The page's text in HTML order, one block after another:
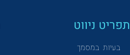
תפריט ניווט
בעיות במסמך